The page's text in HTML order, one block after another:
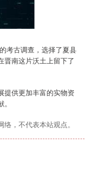
考古调查，选择了夏县
晋南这片沃土上留下了
提供更加丰富的实物资
，不代表本站观点。